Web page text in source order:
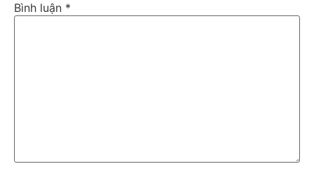
Bình luận *